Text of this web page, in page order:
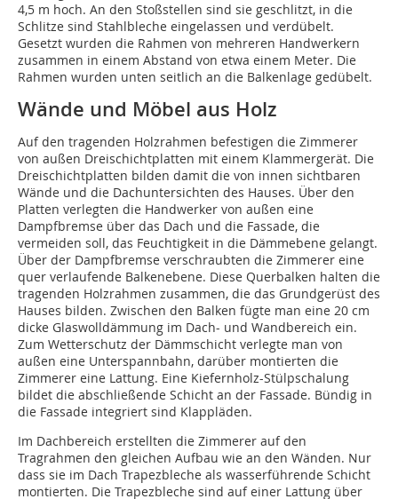
4,5 m hoch. An den Stoßstellen sind sie geschlitzt, in die
Schlitze sind Stahlbleche eingelassen und verdübelt.
Gesetzt wurden die Rahmen von mehreren Handwerkern
zusammen in einem Abstand von etwa einem Meter. Die
Rahmen wurden unten seitlich an die Balkenlage gedübelt.
Wände und Möbel aus Holz
Auf den tragenden Holzrahmen befestigen die Zimmerer
von außen Dreischichtplatten mit einem Klammergerät. Die
Dreischichtplatten bilden damit die von innen sichtbaren
Wände und die Dachuntersichten des Hauses. Über den
Platten verlegten die Handwerker von außen eine
Dampfbremse über das Dach und die Fassade, die
vermeiden soll, das Feuchtigkeit in die Dämmebene gelangt.
Über der Dampfbremse verschraubten die Zimmerer eine
quer verlaufende Balkenebene. Diese Querbalken halten die
tragenden Holzrahmen zusammen, die das Grundgerüst des
Hauses bilden. Zwischen den Balken fügte man eine 20 cm
dicke Glaswolldämmung im Dach- und Wandbereich ein.
Zum Wetterschutz der Dämmschicht verlegte man von
außen eine Unterspannbahn, darüber montierten die
Zimmerer eine Lattung. Eine Kiefernholz-Stülpschalung
bildet die abschließende Schicht an der Fassade. Bündig in
die Fassade in­tegriert sind Klappläden.
Im Dachbereich erstellten die Zimmerer auf den
Tragrahmen den gleichen Aufbau wie an den Wänden. Nur
dass sie im Dach Trapezbleche als wasserführende Schicht
montierten. Die Trapezbleche sind auf einer Lattung über